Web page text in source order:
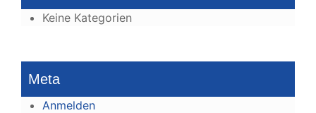
Keine Kategorien
Meta
Anmelden